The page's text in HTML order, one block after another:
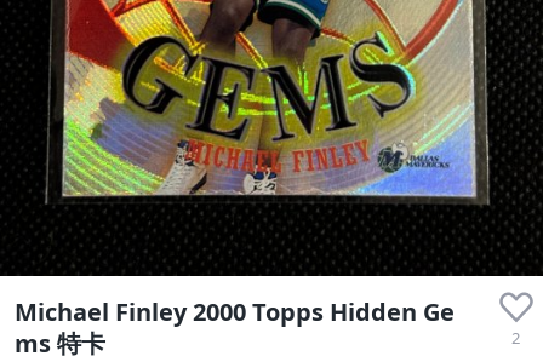
Michael Finley 2000 Topps Hidden Ge
ms 特卡
2